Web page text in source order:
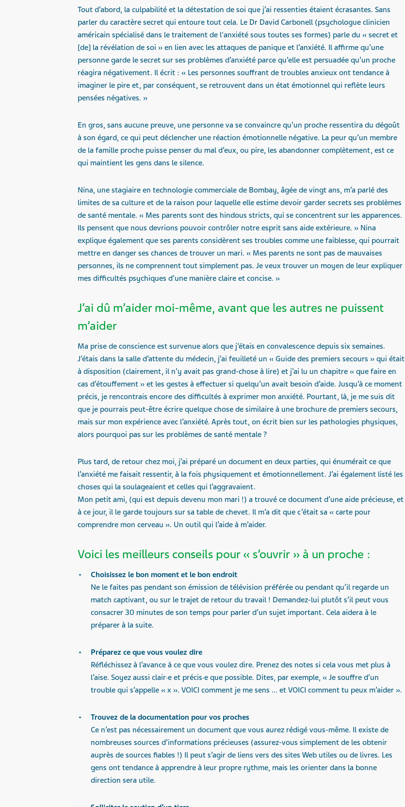
Tout d’abord, la culpabilité et la détestation de soi que j’ai ressenties étaient écrasantes. Sans
parler du caractère secret qui entoure tout cela. Le Dr David Carbonell (psychologue clinicien
américain spécialisé dans le traitement de l'anxiété sous toutes ses formes) parle du « secret et
[de] la révélation de soi » en lien avec les attaques de panique et l’anxiété. Il affirme qu’une
personne garde le secret sur ses problèmes d’anxiété parce qu’elle est persuadée qu’un proche
réagira négativement. Il écrit : « Les personnes souffrant de troubles anxieux ont tendance à
imaginer le pire et, par conséquent, se retrouvent dans un état émotionnel qui reflète leurs
pensées négatives. »
En gros, sans aucune preuve, une personne va se convaincre qu’un proche ressentira du dégoût
à son égard, ce qui peut déclencher une réaction émotionnelle négative. La peur qu’un membre
de la famille proche puisse penser du mal d’eux, ou pire, les abandonner complètement, est ce
qui maintient les gens dans le silence.
Nina, une stagiaire en technologie commerciale de Bombay, âgée de vingt ans, m’a parlé des
limites de sa culture et de la raison pour laquelle elle estime devoir garder secrets ses problèmes
de santé mentale. « Mes parents sont des hindous stricts, qui se concentrent sur les apparences.
Ils pensent que nous devrions pouvoir contrôler notre esprit sans aide extérieure. » Nina
explique également que ses parents considèrent ses troubles comme une faiblesse, qui pourrait
mettre en danger ses chances de trouver un mari. « Mes parents ne sont pas de mauvaises
personnes, ils ne comprennent tout simplement pas. Je veux trouver un moyen de leur expliquer
mes difficultés psychiques d’une manière claire et concise. »
J’ai dû m’aider moi-même, avant que les autres ne puissent
m’aider
Ma prise de conscience est survenue alors que j’étais en convalescence depuis six semaines.
J’étais dans la salle d’attente du médecin, j’ai feuilleté un « Guide des premiers secours » qui était
à disposition (clairement, il n’y avait pas grand-chose à lire) et j’ai lu un chapitre « que faire en
cas d’étouffement » et les gestes à effectuer si quelqu’un avait besoin d’aide. Jusqu’à ce moment
précis, je rencontrais encore des difficultés à exprimer mon anxiété. Pourtant, là, je me suis dit
que je pourrais peut-être écrire quelque chose de similaire à une brochure de premiers secours,
mais sur mon expérience avec l’anxiété. Après tout, on écrit bien sur les pathologies physiques,
alors pourquoi pas sur les problèmes de santé mentale ?
Plus tard, de retour chez moi, j’ai préparé un document en deux parties, qui énumérait ce que
l’anxiété me faisait ressentir, à la fois physiquement et émotionnellement. J’ai également listé les
choses qui la soulageaient et celles qui l’aggravaient.
Mon petit ami, (qui est depuis devenu mon mari !) a trouvé ce document d’une aide précieuse, et
à ce jour, il le garde toujours sur sa table de chevet. Il m’a dit que c’était sa « carte pour
comprendre mon cerveau ». Un outil qui l’aide à m’aider.
Voici les meilleurs conseils pour « s’ouvrir » à un proche :
Choisissez le bon moment et le bon endroit
Ne le faites pas pendant son émission de télévision préférée ou pendant qu’il regarde un
match captivant, ou sur le trajet de retour du travail ! Demandez-lui plutôt s’il peut vous
consacrer 30 minutes de son temps pour parler d’un sujet important. Cela aidera à le
préparer à la suite.
Préparez ce que vous voulez dire
Réfléchissez à l’avance à ce que vous voulez dire. Prenez des notes si cela vous met plus à
l’aise. Soyez aussi clair·e et précis·e que possible. Dites, par exemple, « Je souffre d’un
trouble qui s’appelle « x ». VOICI comment je me sens ... et VOICI comment tu peux m’aider ».
Trouvez de la documentation pour vos proches
Ce n’est pas nécessairement un document que vous aurez rédigé vous-même. Il existe de
nombreuses sources d’informations précieuses (assurez-vous simplement de les obtenir
auprès de sources fiables !) Il peut s’agir de liens vers des sites Web utiles ou de livres. Les
gens ont tendance à apprendre à leur propre rythme, mais les orienter dans la bonne
direction sera utile.